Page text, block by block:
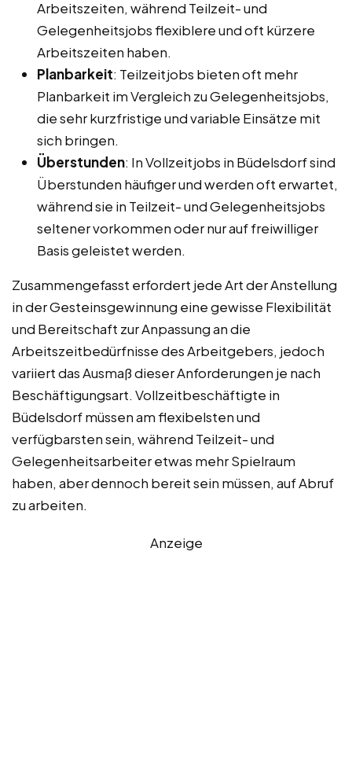
Arbeitszeiten, während Teilzeit- und
Gelegenheitsjobs flexiblere und oft kürzere
Arbeitszeiten haben.
Planbarkeit: Teilzeitjobs bieten oft mehr
Planbarkeit im Vergleich zu Gelegenheitsjobs,
die sehr kurzfristige und variable Einsätze mit
sich bringen.
Überstunden: In Vollzeitjobs in Büdelsdorf sind
Überstunden häufiger und werden oft erwartet,
während sie in Teilzeit- und Gelegenheitsjobs
seltener vorkommen oder nur auf freiwilliger
Basis geleistet werden.
Zusammengefasst erfordert jede Art der Anstellung
in der Gesteinsgewinnung eine gewisse Flexibilität
und Bereitschaft zur Anpassung an die
Arbeitszeitbedürfnisse des Arbeitgebers, jedoch
variiert das Ausmaß dieser Anforderungen je nach
Beschäftigungsart. Vollzeitbeschäftigte in
Büdelsdorf müssen am flexibelsten und
verfügbarsten sein, während Teilzeit- und
Gelegenheitsarbeiter etwas mehr Spielraum
haben, aber dennoch bereit sein müssen, auf Abruf
zu arbeiten.
Anzeige